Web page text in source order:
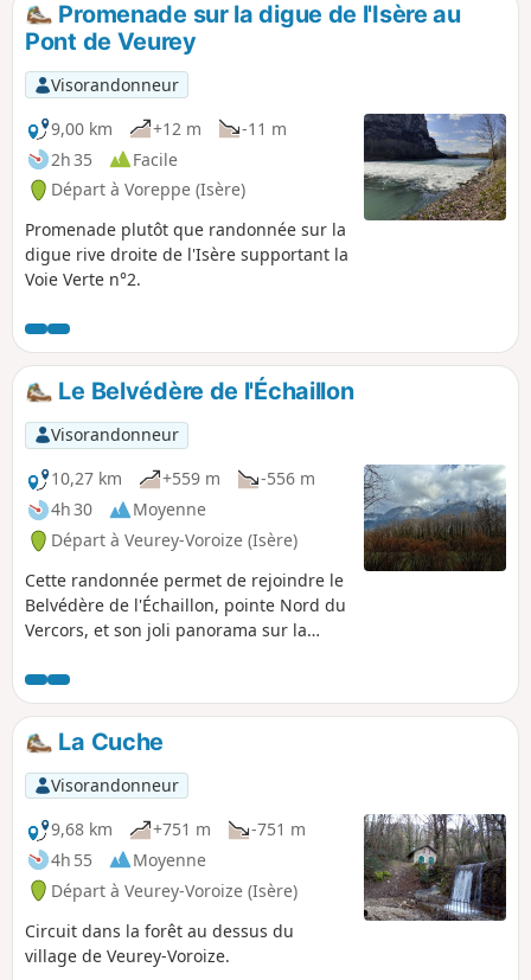
p
Promenade sur la digue de l'Isère au
Pont de Veurey
Visorandonneur
9,00 km
+12 m
-11 m
2h 35
Facile
Départ à Voreppe (Isère)
Promenade plutôt que randonnée sur la
digue rive droite de l'Isère supportant la
Voie Verte n°2.
Le Belvédère de l'Échaillon
Visorandonneur
10,27 km
+559 m
-556 m
4h 30
Moyenne
Départ à Veurey-Voroize (Isère)
Cette randonnée permet de rejoindre le
Belvédère de l'Échaillon, pointe Nord du
Vercors, et son joli panorama sur la
le pays voironnais et la vallée de l'Isère.
La Chapelle Saint-Ours, à flanc de
falaise, dotée d'une unique et large
ouverture au-dessus du vide, offre une
impressionnante vue plongeante sur
l'Isère !
La Cuche
Visorandonneur
9,68 km
+751 m
-751 m
4h 55
Moyenne
Départ à Veurey-Voroize (Isère)
Circuit dans la forêt au dessus du
village de Veurey-Voroize.